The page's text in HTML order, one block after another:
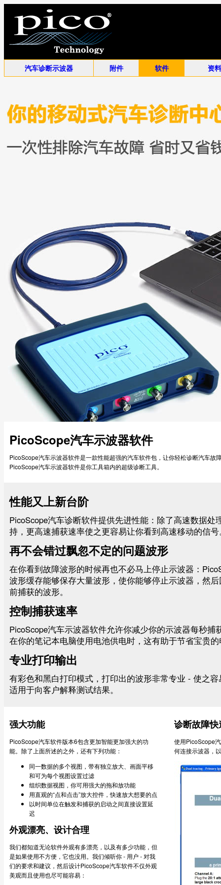
汽车诊断示波器 附件 软件 资
PicoScope汽车示波器软件
PicoScope汽车示波器软件是一款性能超强的汽车软件包，让你轻松诊断汽车故
PicoScope汽车示波器软件是你工具箱内的超级诊断工具。
性能又上新台阶
PicoScope汽车诊断软件提供先进性能：除了高速数据处
持，更高速捕获速率使之更容易让你看到高速移动的信
再不会错过飘忽不定的问题波形
在你看到故障波形的时候再也不必马上停止示波器：
波形缓存能够保存大量波形，使你能够停止示波器，然
前捕获的波形。
控制捕获速率
PicoScope汽车示波器软件允许你减少你的示波器每秒捕
在你的笔记本电脑使用电池供电时，这有助于节省宝贵
专业打印输出
有彩色和黑白打印模式，打印出的波形非常专业 - 使之
适用于向客户解释测试结果。
强大功能
PicoScope汽车软件版本6包含更加智能更加强大的功
能。除了上面所述的之外，还有下列功能：
同一数据的多个视图，带有独立放大、画面平移
和可为每个视图设置过滤
组织数据视图，你可用强大的拖和放功能
用直观的“点和点击”放大控件，快速放大想要的点
以时间单位在触发和捕获的启动之间直接设置延
迟
外观漂亮、设计合理
我们都知道无论软件外观有多漂亮，以及有多少功能，但
是如果使用不方便，它也没用。我们倾听你 - 用户 - 对我
们的要求和建议，然后设计PicoScope汽车软件不仅外观
美观而且使用也尽可能容易：
诊断故障
使用PicoScope
何连接示波器，